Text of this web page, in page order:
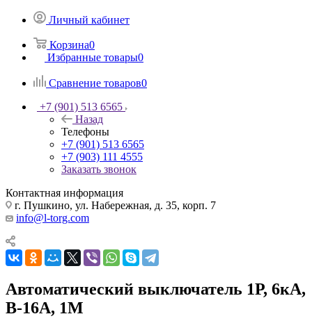
Личный кабинет
Корзина0
Избранные товары0
Сравнение товаров0
+7 (901) 513 6565
Назад
Телефоны
+7 (901) 513 6565
+7 (903) 111 4555
Заказать звонок
Контактная информация
г. Пушкино, ул. Набережная, д. 35, корп. 7
info@l-torg.com
Автоматический выключатель 1Р, 6кА,
В-16А, 1М